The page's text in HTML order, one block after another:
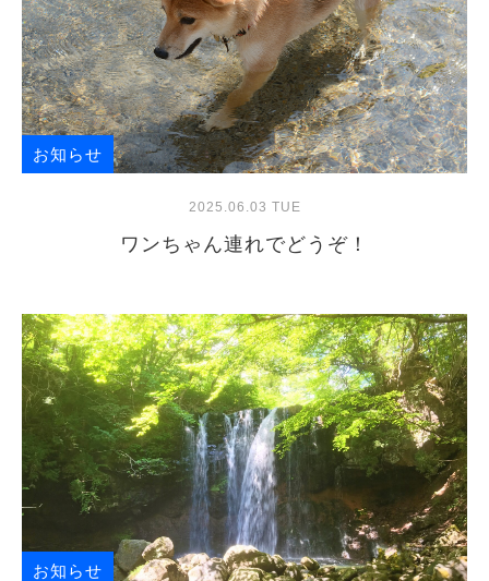
お知らせ
2025.06.03 TUE
ワンちゃん連れでどうぞ！
お知らせ